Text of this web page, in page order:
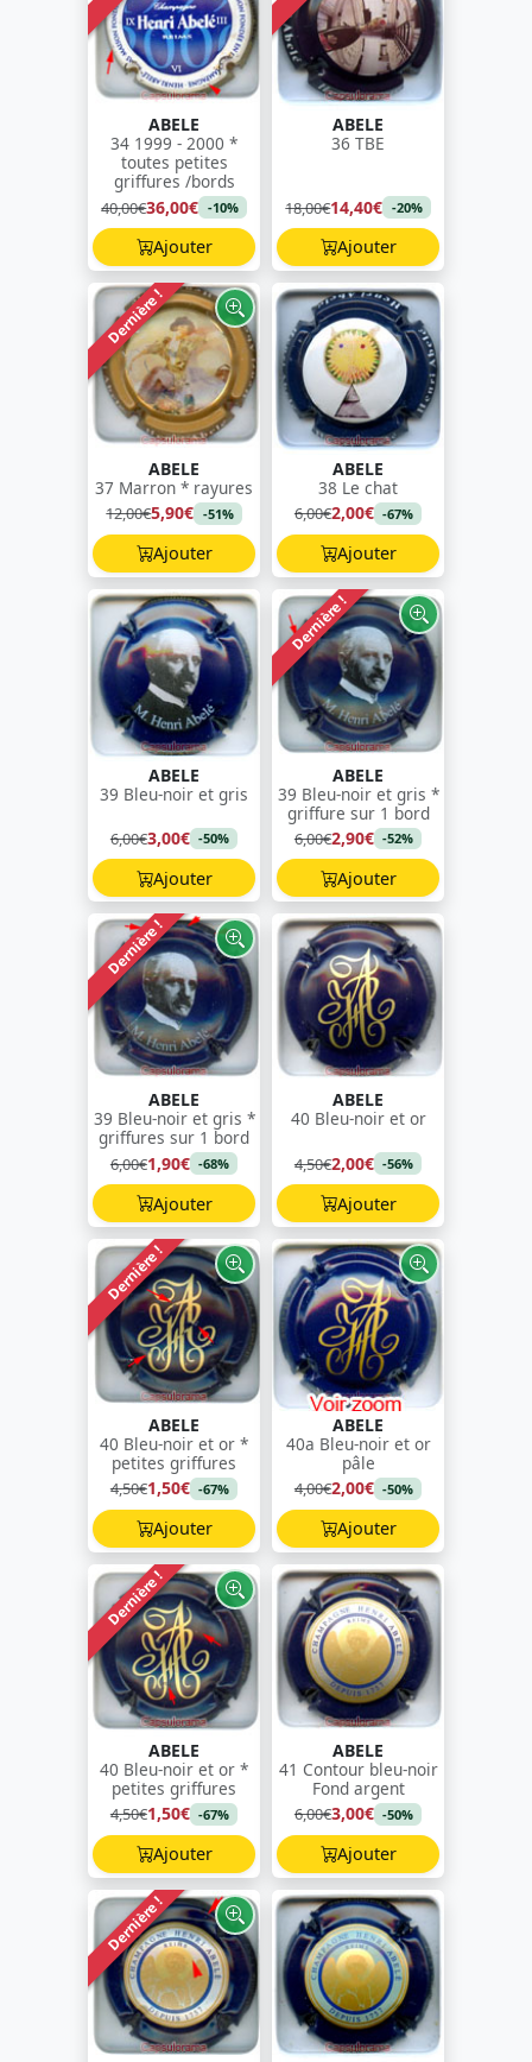
ABELE
34 1999 - 2000 *
toutes petites
griffures /bords
40,00€36,00€ -10%
Ajouter
ABELE
36 TBE
18,00€14,40€ -20%
Ajouter
Dernière !
ABELE
37 Marron * rayures
12,00€5,90€ -51%
Ajouter
ABELE
38 Le chat
6,00€2,00€ -67%
Ajouter
ABELE
39 Bleu-noir et gris
6,00€3,00€ -50%
Ajouter
Dernière !
ABELE
39 Bleu-noir et gris *
griffure sur 1 bord
6,00€2,90€ -52%
Ajouter
Dernière !
ABELE
39 Bleu-noir et gris *
griffures sur 1 bord
6,00€1,90€ -68%
Ajouter
ABELE
40 Bleu-noir et or
4,50€2,00€ -56%
Ajouter
Dernière !
ABELE
40 Bleu-noir et or *
petites griffures
4,50€1,50€ -67%
Ajouter
ABELE
40a Bleu-noir et or
pâle
4,00€2,00€ -50%
Ajouter
Dernière !
ABELE
40 Bleu-noir et or *
petites griffures
4,50€1,50€ -67%
Ajouter
ABELE
41 Contour bleu-noir
Fond argent
6,00€3,00€ -50%
Ajouter
Dernière !